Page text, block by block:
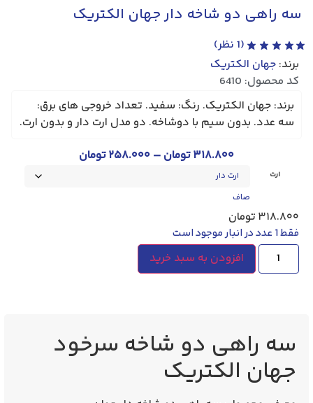
سه راهی دو شاخه دار جهان الکتریک
(
1 نظر)
برند: جهان الکتریک
کد محصول: 6410
برند: جهان الکتریک. رنگ: سفید. تعداد خروجی های برق:
سه عدد. بدون سیم با دوشاخه. دو مدل ارت دار و بدون ارت.
۳۱۸.۸۰۰تومان – ۲۵۸.۰۰۰تومان
ارت
صاف
۳۱۸.۸۰۰ تومان
فقط 1 عدد در انبار موجود است
افزودن به سبد خرید
سه راهی دو شاخه سرخود
جهان الکتریک